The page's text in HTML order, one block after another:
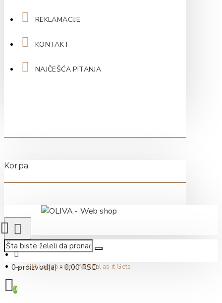
REKLAMACIJE
KONTAKT
NAJČEŠĆA PITANJA
Korpa
0 proizvod(a) - 0,00 RSD
0
OPI Lak za nokte As Real as it Gets